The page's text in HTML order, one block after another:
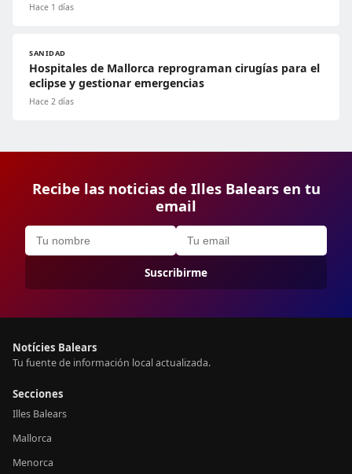
Hace 1 días
SANIDAD
Hospitales de Mallorca reprograman cirugías para el
eclipse y gestionar emergencias
Hace 2 días
Recibe las noticias de Illes Balears en tu
email
Suscribirme
Notícies Balears
Tu fuente de información local actualizada.
Secciones
Illes Balears
Mallorca
Menorca